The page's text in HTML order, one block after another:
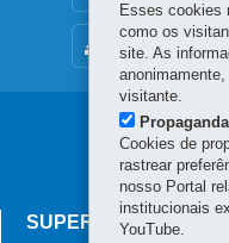
MAPA DO SITE
principal
Esses cookies
como os
site. As
visitante.
Propaganda
Cookies de
rastrear
nosso Portal
institucionais
YouTube.